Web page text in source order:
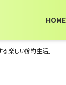
HOME
楽しい節約生活」